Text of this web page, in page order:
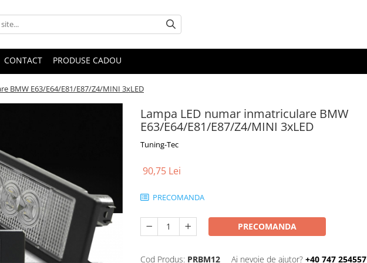
CONTACT PRODUSE CADOU
BMW E63/E64/E81/E87/Z4/MINI 3xLED
Lampa LED numar inmatriculare BMW
E63/E64/E81/E87/Z4/MINI 3xLED
Tuning-Tec
90,75 Lei
PRECOMANDA
PRECOMANDA
Cod Produs: PRBM12 Ai nevoie de ajutor? +40 747 254557